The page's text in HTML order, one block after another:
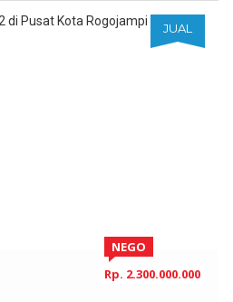
JUAL
Rp. 2.300.000.000
NEGO